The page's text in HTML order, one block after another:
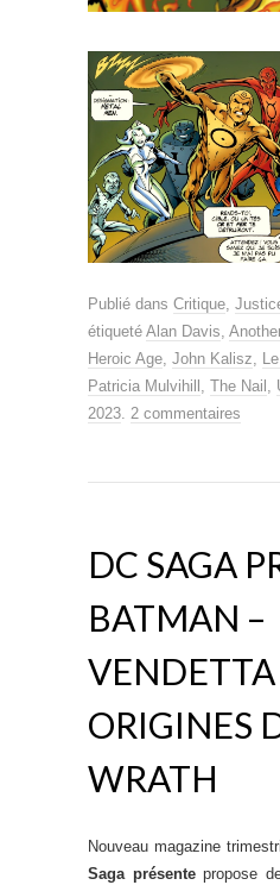
Publié dans Critique,
étiqueté Alan Davis,
Heroic Age, John Kalisz,
Patricia Mulvihill , The Nail ,
2023. 2 commentaires
DC SAGA
BATMAN –
VENDETTA
ORIGINES
WRATH
Nouveau magazine
Saga présentepropose